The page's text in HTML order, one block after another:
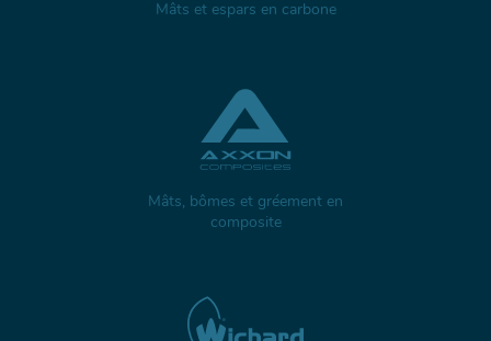
Mâts et espars en carbone
Mâts, bômes et gréement en
composite